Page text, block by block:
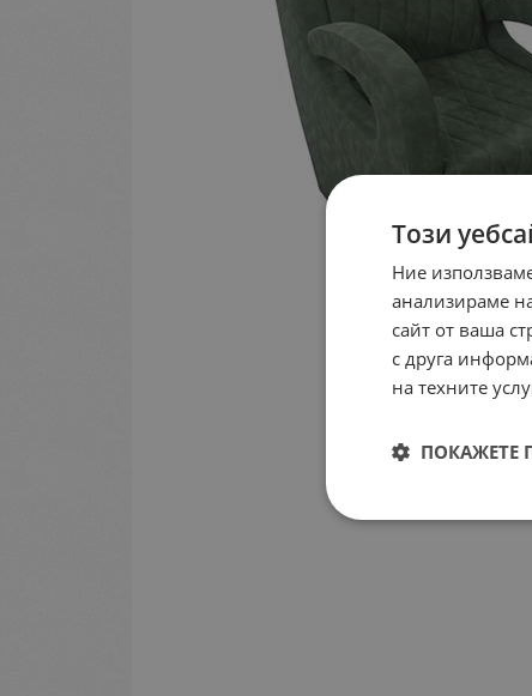
Този
Ние
анализираме
сайт от ваша
с друга
на техните
ПОКАЖЕТЕ